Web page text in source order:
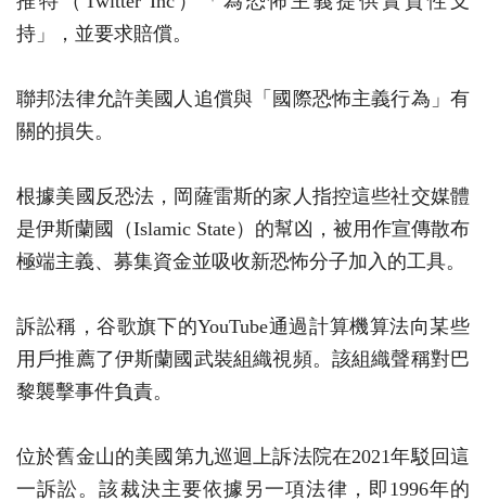
持」，並要求賠償。
聯邦法律允許美國人追償與「國際恐怖主義行為」有
關的損失。
根據美國反恐法，岡薩雷斯的家人指控這些社交媒體
是伊斯蘭國（Islamic State）的幫凶，被用作宣傳散布
極端主義、募集資金並吸收新恐怖分子加入的工具。
訴訟稱，谷歌旗下的YouTube通過計算機算法向某些
用戶推薦了伊斯蘭國武裝組織視頻。該組織聲稱對巴
黎襲擊事件負責。
位於舊金山的美國第九巡迴上訴法院在2021年駁回這
一訴訟。該裁決主要依據另一項法律，即1996年的